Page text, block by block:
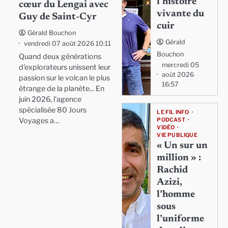
cœur du Lengai avec
Guy de Saint-Cyr
Gérald Bouchon
vendredi 07 août 2026 10:11
Quand deux générations
d'explorateurs unissent leur
passion sur le volcan le plus
étrange de la planète... En
juin 2026, l'agence
spécialisée 80 Jours
Voyages a…
vivante du
cuir
Gérald
Bouchon
mercredi 05
août 2026
16:57
LE FIL INFO
PODCAST
VIDÉO
VIE PUBLIQUE
« Un sur un
million » :
Rachid
Azizi,
l’homme
sous
l’uniforme